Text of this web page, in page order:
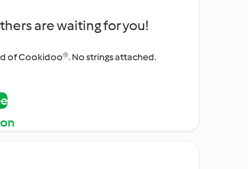
are waiting for you!
of Cookidoo®. No strings attached.